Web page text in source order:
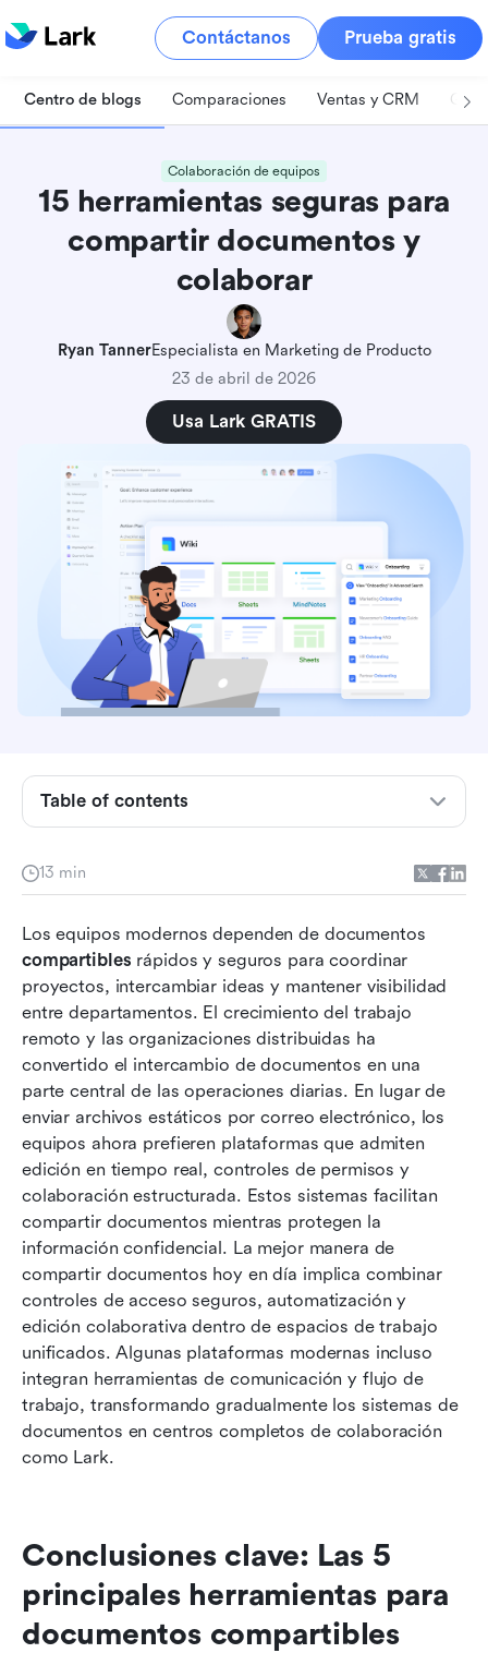
Contáctanos Prueba gratis
Centro de blogs Comparaciones Ventas y CRM
Colaboración de equipos
15 herramientas seguras para
compartir documentos y
colaborar
Ryan TannerEspecialista en Marketing de Producto
23 de abril de 2026
Usa Lark GRATIS
13 min
compartibles rápidos y seguros para coordinar
proyectos, intercambiar ideas y mantener visibilidad
entre departamentos. El crecimiento del trabajo
remoto y las organizaciones distribuidas ha
convertido el intercambio de documentos en una
parte central de las operaciones diarias. En lugar de
enviar archivos estáticos por correo electrónico, los
equipos ahora prefieren plataformas que admiten
edición en tiempo real, controles de permisos y
colaboración estructurada. Estos sistemas facilitan
compartir documentos mientras protegen la
información confidencial. La mejor manera de
compartir documentos hoy en día implica combinar
controles de acceso seguros, automatización y
edición colaborativa dentro de espacios de trabajo
unificados. Algunas plataformas modernas incluso
integran herramientas de comunicación y flujo de
trabajo, transformando gradualmente los sistemas de
documentos en centros completos de colaboración
como Lark.
Conclusiones clave: Las 5
principales herramientas para
documentos compartibles
Table of contents
Conclusiones clave: Las 5 principales
herramientas para documentos compartibles
documentos compartibles
sean seguros y escalables
documentos
Lista completa: 15 mejores herramientas para
compartir documentos
Tendencias emergentes en las plataformas para
compartir documentos
Conclusión
Preguntas frecuentes
Lectura relacionada